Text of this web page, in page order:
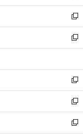
開
く
ウ
で
開
く
ン
ド
ウ
で
開
ウ
ィ
ン
ド
ウ
開
く
し
い
ウ
ィ
ン
ウ
で
開
く
新
し
い
ウ
ン
ド
ウ
で
開
く
新
し
ウ
ィ
ン
ド
ウ
で
開
新
し
い
ウ
ィ
新
し
い
新